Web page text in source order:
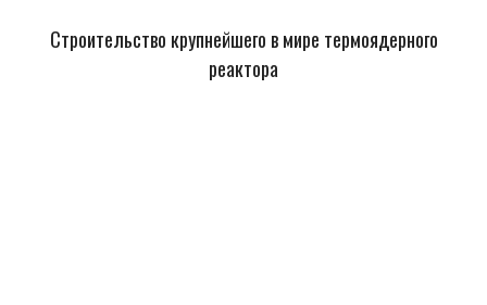
Строительство крупнейшего в мире термоядерного
реактора